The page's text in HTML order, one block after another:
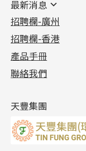
管狀網鏈
十字車花鏈系列
十字閃O鏈系列
十字錘打鏈系列
側身車花鏈系列
側身鏈系列
雙十字鏈系列
水波鏈系列
蛇骨鏈系列
鏈尾系列
卷迫系列
螺絲迫系列
梅花迫系列
平臺迫系列
綫拍系列
美拍系列
耳環扣系列
耳綫/耳鈎系列
耳環爪頭
耳環
鏈類配件
動感車花吊墜
調節珠系列
生圈扣系列
龍蝦扣系列
鴨俐制系列
字母吊墜
相盒吊墜
項鏈吊墜
生肖吊墜
其他類配件
珠盤系列
袖口鈕系列
焊片及鐳射綫
空心車花管
珠類配件
無孔光身珠
空心光身珠
無孔批花珠
四爪頭系列
六爪頭系列
車花片
動感車花片
鑲口戒指
鑲口手鏈系列
首飾系列
手镯系列
戒指系列
空心耳環
空心车花管首饰链
空心手鐲系列
貴金屬原料
千足金
記憶金屬系列
記憶戒指
拉簧珠珠手鏈
記憶鈦手鐲
最新消息
最新消息
各項證書(2)
相片集(9)
展覽會資訊
最新產品資訊
招聘欄-廣州
招聘欄-香港
產品手冊
聯絡我們
天豐集團